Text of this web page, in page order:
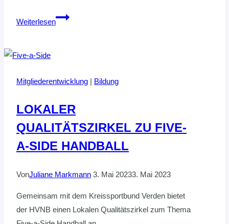
Weiterlesen
Last
Mitgliederentwicklung | Bildung
LOKALER
QUALITÄTSZIRKEL ZU FIVE-
A-SIDE HANDBALL
VonJuliane Markmann 3. Mai 20233. Mai 2023
Gemeinsam mit dem Kreissportbund Verden bietet
der HVNB einen Lokalen Qualitätszirkel zum Thema